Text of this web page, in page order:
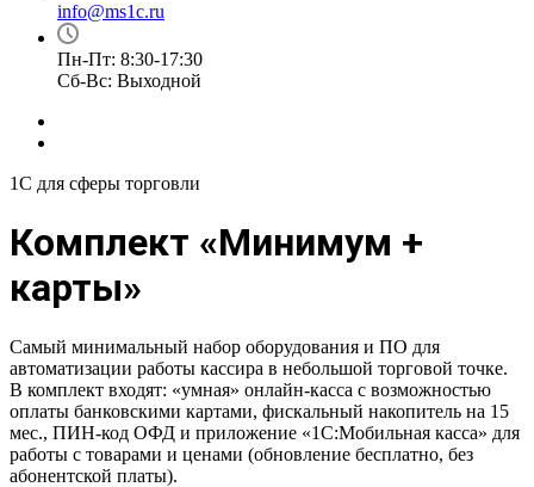
info@ms1c.ru
Пн-Пт: 8:30-17:30
Cб-Вс: Выходной
1С для сферы торговли
Комплект «Минимум +
карты»
Самый минимальный набор оборудования и ПО для
автоматизации работы кассира в небольшой торговой точке.
В комплект входят: «умная» онлайн-касса с возможностью
оплаты банковскими картами, фискальный накопитель на 15
мес., ПИН-код ОФД и приложение «1С:Мобильная касса» для
работы с товарами и ценами (обновление бесплатно, без
абонентской платы).